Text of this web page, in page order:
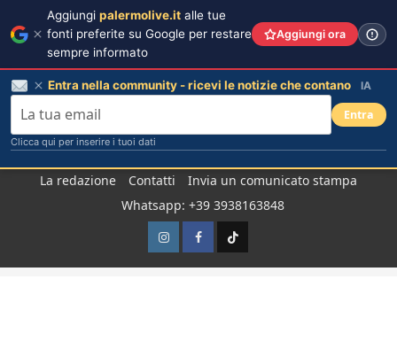
La redazione Contatti
Invia un comunicato stampa
Whatsapp: +39 3938163848
InstagramFacebook
TikTok
Aggiungi palermolive.it alle tue
fonti preferite su Google per restare
sempre informato
Aggiungi ora
Entra nella community - ricevi le notizie che contano IA
Entra
Clicca qui per inserire i tuoi dati